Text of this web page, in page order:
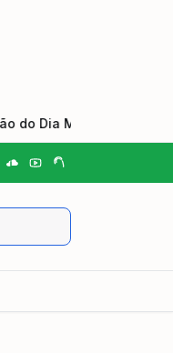
Dia Municipal do Johrei